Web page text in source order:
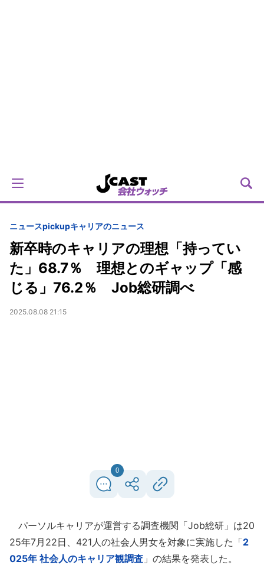
ニュースpickupキャリアのニュース
新卒時のキャリアの理想「持ってい
た」68.7％ 理想とのギャップ「感
じる」76.2％ Job総研調べ
2025.08.08 21:15
0
パーソルキャリアが運営する調査機関「Job総研」は20
25年7月22日、421人の社会人男女を対象に実施した「2
025年 社会人のキャリア観調査 」の結果を発表した。